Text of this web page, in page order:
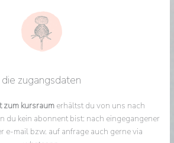
die zugangsdaten
zum kursraum erhältst du von uns nach
du kein abonnent bist: nach eingegangener
e-mail bzw. auf anfrage auch gerne via